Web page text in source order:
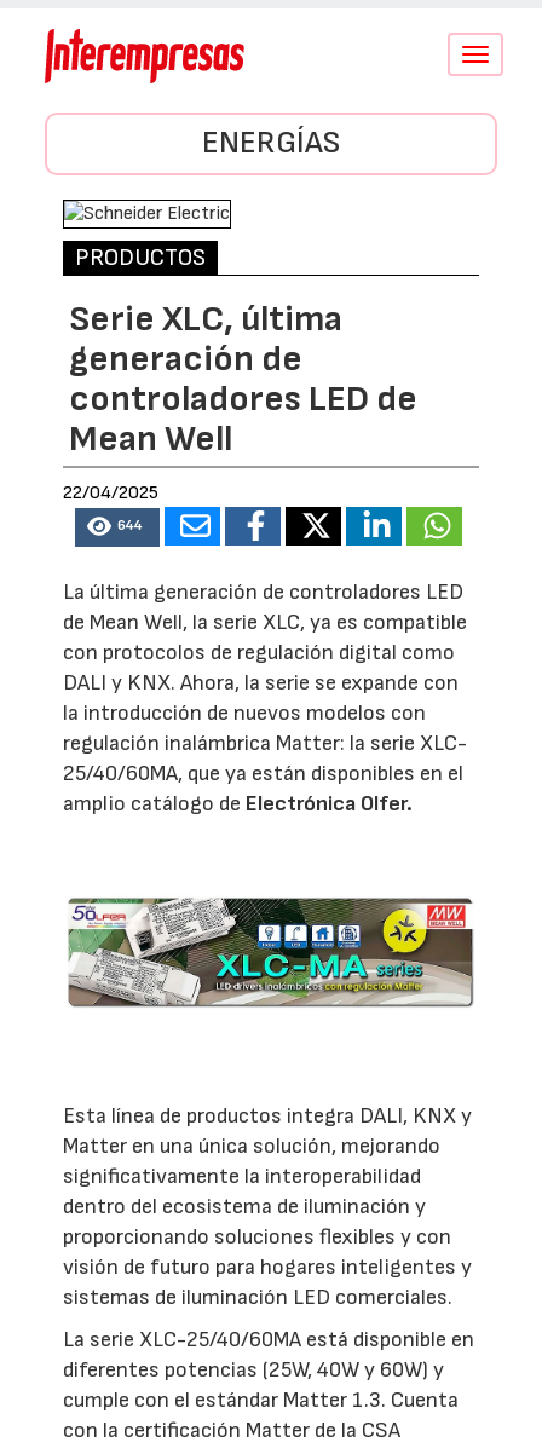
Conmutar
ENERGÍAS
PRODUCTOS
Serie XLC, última
generación de
controladores LED de
Mean Well
22/04/2025
644
La última generación de controladores LED
de Mean Well, la serie XLC, ya es compatible
con protocolos de regulación digital como
DALI y KNX. Ahora, la serie se expande con
la introducción de nuevos modelos con
regulación inalámbrica Matter: la serie XLC-
25/40/60MA, que ya están disponibles en el
amplio catálogo de Electrónica Olfer.
Esta línea de productos integra DALI, KNX y
Matter en una única solución, mejorando
significativamente la interoperabilidad
dentro del ecosistema de iluminación y
proporcionando soluciones flexibles y con
visión de futuro para hogares inteligentes y
sistemas de iluminación LED comerciales.
La serie XLC-25/40/60MA está disponible en
diferentes potencias (25W, 40W y 60W) y
cumple con el estándar Matter 1.3. Cuenta
con la certificación Matter de la CSA